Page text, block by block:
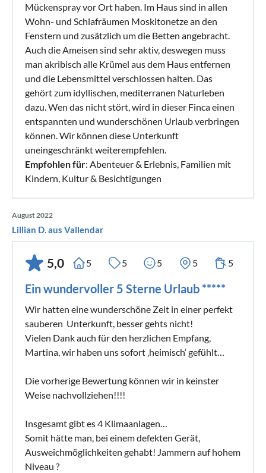
Mückenspray vor Ort haben. Im Haus sind in allen
Wohn- und Schlafräumen Moskitonetze an den
Fenstern und zusätzlich um die Betten angebracht.
Auch die Ameisen sind sehr aktiv, deswegen muss
man akribisch alle Krümel aus dem Haus entfernen
und die Lebensmittel verschlossen halten. Das
gehört zum idyllischen, mediterranen Naturleben
dazu. Wen das nicht stört, wird in dieser Finca einen
entspannten und wunderschönen Urlaub verbringen
können. Wir können diese Unterkunft
uneingeschränkt weiterempfehlen.
Empfohlen für: Abenteuer & Erlebnis, Familien mit
Kindern, Kultur & Besichtigungen
August 2022
Lillian D. aus Vallendar
5,0 5 5 5 5 5
Ein wundervoller 5 Sterne Urlaub *****
Wir hatten eine wunderschöne Zeit in einer perfekt
sauberen Unterkunft, besser gehts nicht!
Vielen Dank auch für den herzlichen Empfang,
Martina, wir haben uns sofort ‚heimisch‘ gefühlt…
Die vorherige Bewertung können wir in keinster
Weise nachvollziehen!!!!
Insgesamt gibt es 4 Klimaanlagen…
Somit hätte man, bei einem defekten Gerät,
Ausweichmöglichkeiten gehabt! Jammern auf hohem
Niveau ?